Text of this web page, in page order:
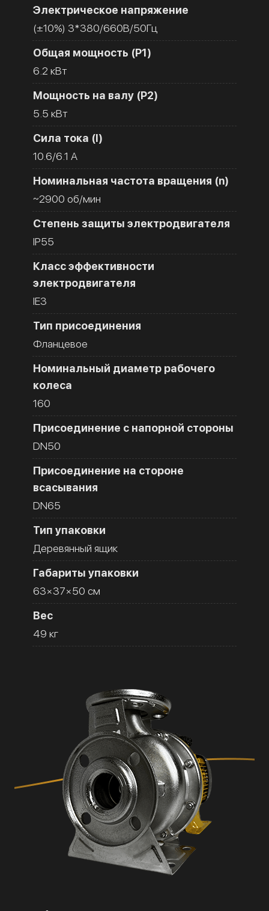
Электрическое напряжение
(±10%) 3*380/660В/50Гц
Общая мощность (Р1)
6.2 кВт
Мощность на валу (Р2)
5.5 кВт
Сила тока (I)
10.6/6.1 A
Номинальная частота вращения (n)
~2900 об/мин
Степень защиты электродвигателя
IP55
Класс эффективности
электродвигателя
IE3
Тип присоединения
Фланцевое
Номинальный диаметр рабочего
колеса
160
Присоединение с напорной стороны
DN50
Присоединение на стороне
всасывания
DN65
Тип упаковки
Деревянный ящик
Габариты упаковки
63×37×50 см
Вес
49 кг